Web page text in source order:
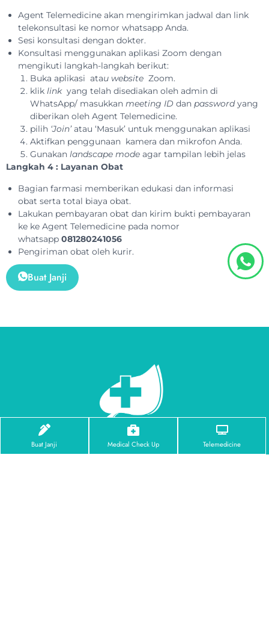
Agent Telemedicine akan mengirimkan jadwal dan link
telekonsultasi ke nomor whatsapp Anda.
Sesi konsultasi dengan dokter.
Konsultasi menggunakan aplikasi Zoom dengan
mengikuti langkah-langkah berikut:
Buka aplikasi atau website Zoom.
klik linkyang telah disediakan oleh admin di
WhatsApp/ masukkan meeting ID dan passwordyang
diberikan oleh Agent Telemedicine.
pilih ‘Join’atau ‘Masuk’ untuk menggunakan aplikasi
Aktifkan penggunaan kamera dan mikrofon Anda.
Gunakan landscape mode agar tampilan lebih jelas
Langkah 4 : Layanan Obat
Bagian farmasi memberikan edukasi dan informasi
obat serta total biaya obat.
Lakukan pembayaran obat dan kirim bukti pembayaran
ke ke Agent Telemedicine pada nomor
whatsapp 081280241056
Pengiriman obat oleh kurir.
Buat Janji
Facebook Instagram
Buat Janji Medical Check Up Telemedicine